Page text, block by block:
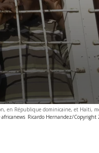
en République dominicaine, et Haïti,
Ricardo Hernandez/Copyright